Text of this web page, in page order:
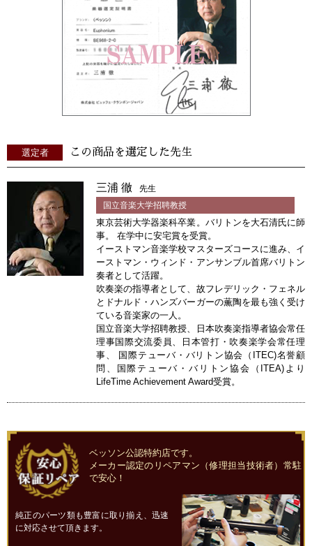
選定者 この商品を選定した先生
三浦 徹
先生
国立音楽大学招聘教授
東京芸術大学器楽科卒業。バリトンを大石清氏に師
事。 在学中に安宅賞を受賞。
イーストマン音楽学校マスターズコースに進み、イ
ーストマン・ウィンド・アンサンブル首席バリトン
奏者として活躍。
吹奏楽の指導者として、故フレデリック・フェネル
とドナルド・ハンズバーガーの薫陶を最も強く受け
ている音楽家の一人。
国立音楽大学招聘教授、日本吹奏楽指導者協会常任
理事国際交流委員、日本管打・吹奏楽学会常任理
事、 国際テューバ・バリトン協会（ITEC)名誉顧
問、国際テューバ・バリトン協会（ITEA)より
LifeTime Achievement Award受賞。
ベッソン公認特約店です。
メーカー認定のリペアマン（修理担当技術者）常駐
で安心！
純正のパーツ類も豊富に取り揃え、迅速
に対応させて頂きます。